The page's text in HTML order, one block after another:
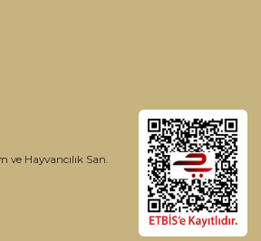
çıtır fındık parçacıklarıyla
sunar. Her bir ısırık, fındık ve
ve Hayvancılık San.